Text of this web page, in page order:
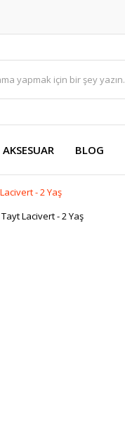
AKSESUAR BLOG
- 2 Yaş